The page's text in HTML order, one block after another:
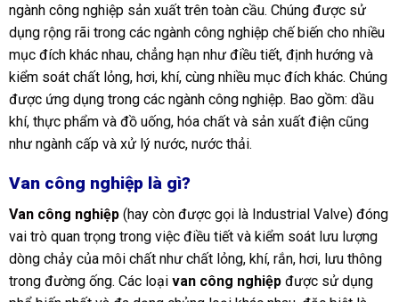
ngành công nghiệp sản xuất trên toàn cầu. Chúng được sử
dụng rộng rãi trong các ngành công nghiệp chế biến cho nhiều
mục đích khác nhau, chẳng hạn như điều tiết, định hướng và
kiểm soát chất lỏng, hơi, khí, cùng nhiều mục đích khác. Chúng
được ứng dụng trong các ngành công nghiệp. Bao gồm: dầu
khí, thực phẩm và đồ uống, hóa chất và sản xuất điện cũng
như ngành cấp và xử lý nước, nước thải.
Van công nghiệp là gì?
Van công nghiệp (hay còn được gọi là Industrial Valve) đóng
vai trò quan trọng trong việc điều tiết và kiểm soát lưu lượng
dòng chảy của môi chất như chất lỏng, khí, rắn, hơi, lưu thông
trong đường ống. Các loại van công nghiệp được sử dụng